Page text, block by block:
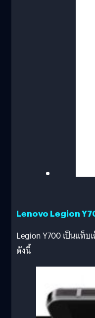
Lenovo Legion
Legion Y700 เป็นแท็
ดังนี้